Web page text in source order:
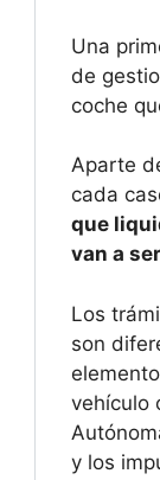
Una
de
coche
Aparte
cada
que
van a
Los
son
vehículo
y los